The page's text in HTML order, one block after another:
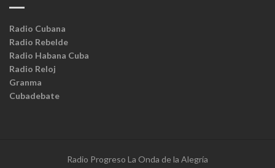
Radio Cubana
Radio Rebelde
Radio Habana Cuba
Radio Reloj
Granma
Cubadebate
Radio Progreso La Onda de la Alegría